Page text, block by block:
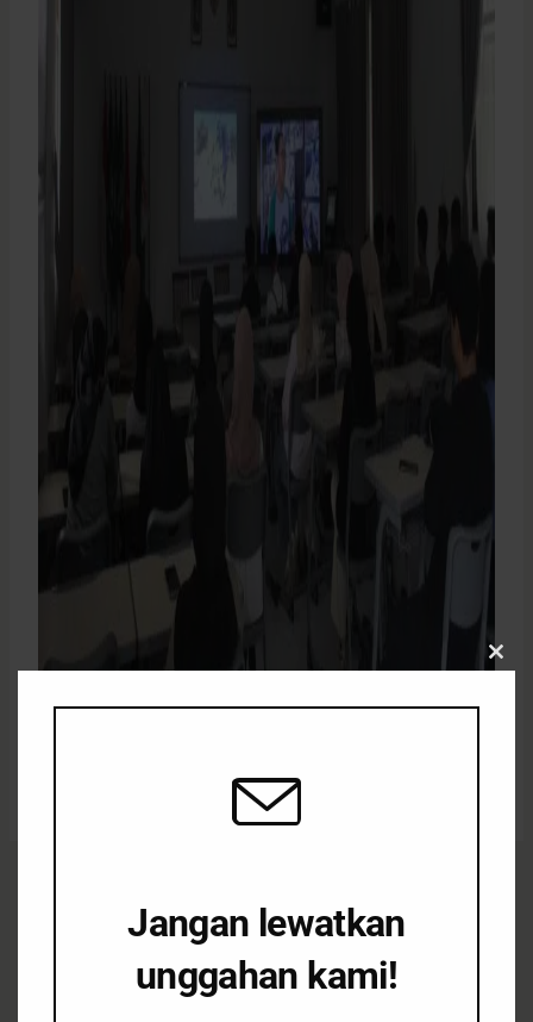
Sebagai bentuk kepedulian, serta dalam rangka
memperingati Hari Pengelolaan Sampah Nasional
Jangan lewatkan
unggahan kami!